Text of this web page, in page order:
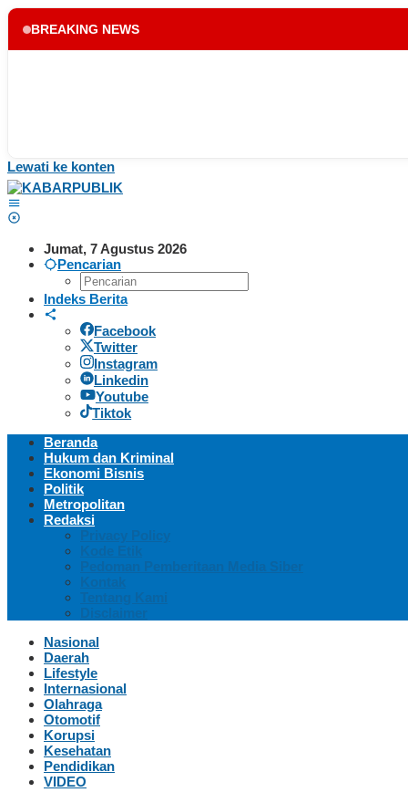
BREAKING NEWS
Lewati ke konten
Jumat, 7 Agustus 2026
Pencarian
Indeks Berita
Facebook
Twitter
Instagram
Linkedin
Youtube
Tiktok
Beranda
Hukum dan Kriminal
Ekonomi Bisnis
Politik
Metropolitan
Redaksi
Privacy Policy
Kode Etik
Pedoman Pemberitaan Media Siber
Kontak
Tentang Kami
Disclaimer
Nasional
Daerah
Lifestyle
Internasional
Olahraga
Otomotif
Korupsi
Kesehatan
Pendidikan
VIDEO